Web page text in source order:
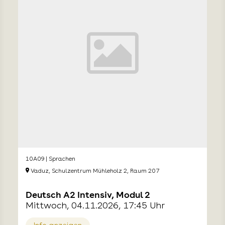
10A09 | Sprachen
Vaduz, Schulzentrum Mühleholz 2, Raum 207
Deutsch A2 Intensiv, Modul 2
Mittwoch, 04.11.2026, 17:45 Uhr